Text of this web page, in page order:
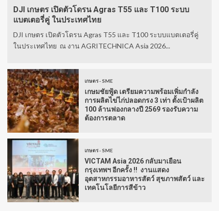
DJI เกษตร เปิดตัวโดรน Agras T55 และ T100 ระบบ
แบตเตอรี่คู่ ในประเทศไทย
DJI เกษตร เปิดตัวโดรน Agras T55 และ T100 ระบบแบตเตอรี่คู่
ในประเทศไทย ณ งาน AGRITECHNICA Asia 2026...
เกษตร - SME
เกษมชัยฟู้ด เตรียมความพร้อมเพิ่มกำลัง
การผลิตไข่ไก่ปลอดกรง 3 เท่า ตั้งเป้าผลิต
100 ล้านฟองกลางปี 2569 รองรับความ
ต้องการตลาด
เกษตร - SME
VICTAM Asia 2026 กลับมาเยือน
กรุงเทพฯ อีกครั้ง !! งานแสดง
อุตสาหกรรมอาหารสัตว์ สุขภาพสัตว์ และ
เทคโนโลยีการสีข้าว